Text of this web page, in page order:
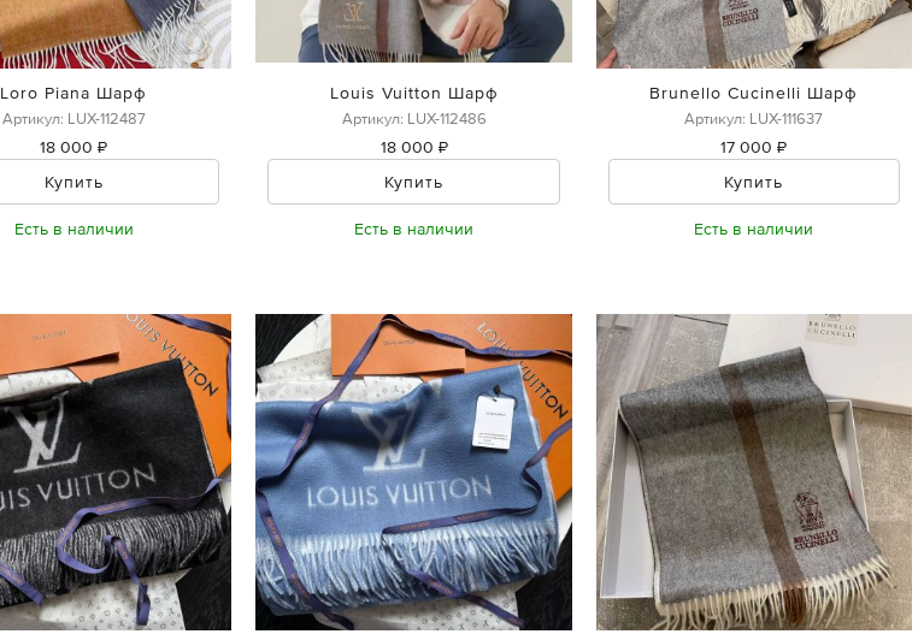
Loro Piana Шарф
Артикул: LUX-112487
18 000 ₽
Купить
Есть в наличии
Louis Vuitton Шарф
Артикул: LUX-112486
18 000 ₽
Купить
Есть в наличии
Brunello Cucinelli Шарф
Артикул: LUX-111637
17 000 ₽
Купить
Есть в наличии